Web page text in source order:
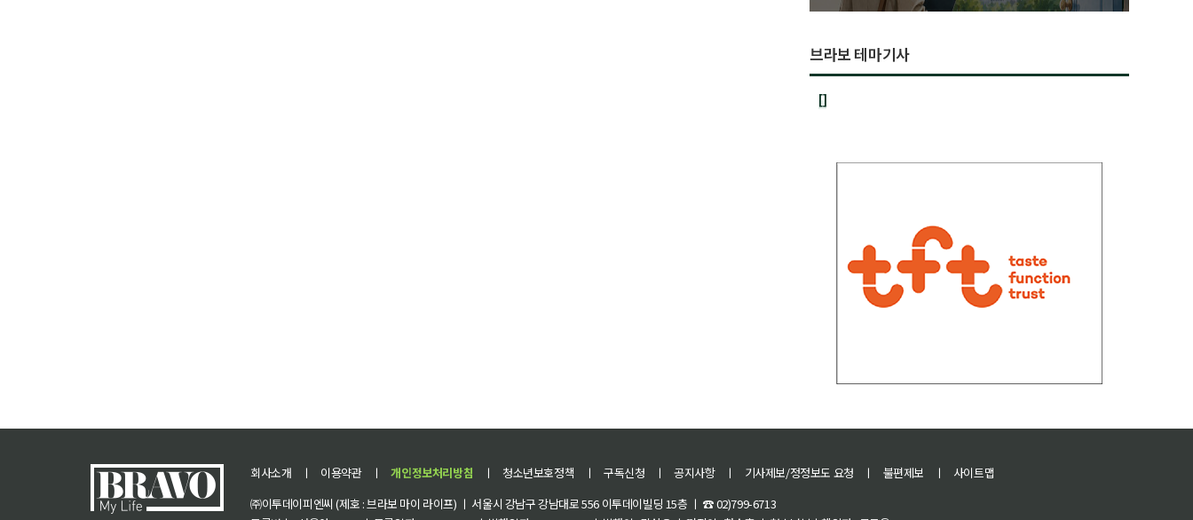
브라보 테마기사
[]
회사소개 ㅣ 이용약관 ㅣ 개인정보처리방침 ㅣ 청소년보호정책 ㅣ 구독신청 ㅣ 공지사항 ㅣ 기사제보/정정보도 요청 ㅣ 불편제보 ㅣ
사이트맵
㈜이투데이피엔씨 (제호 : 브라보 마이 라이프) ㅣ 서울시 강남구 강남대로 556 이투데이빌딩 15층 ㅣ ☎ 02)799-6713